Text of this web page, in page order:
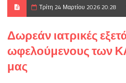
Τρίτη 24 Μαρτίου 2026 20:28
Δωρεάν ιατρικές
ωφελούμενους των
μας